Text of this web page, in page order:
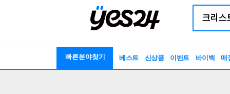
빠른분야찾기 베스트 신상품 이벤트 바이백 매